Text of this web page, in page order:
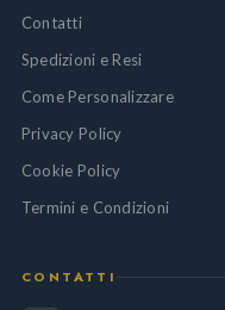
Contatti
Spedizioni e Resi
Come Personalizzare
Privacy Policy
Cookie Policy
Termini e Condizioni
CONTATTI